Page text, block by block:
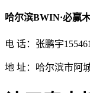
哈尔滨BWIN·必赢
电 话：张鹏宇
地 址：哈尔滨市阿